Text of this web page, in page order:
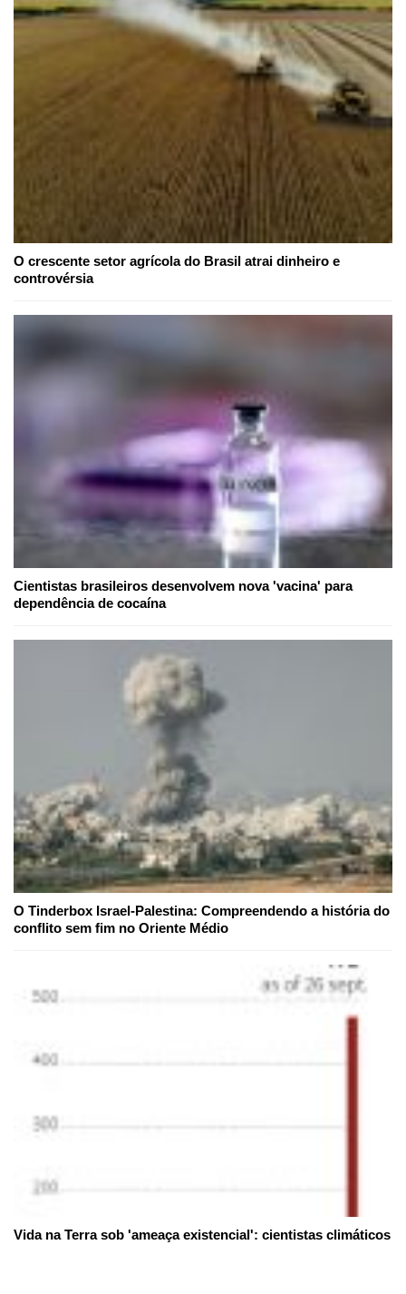
O crescente setor agrícola do Brasil atrai dinheiro e
controvérsia
Cientistas brasileiros desenvolvem nova 'vacina' para
dependência de cocaína
O Tinderbox Israel-Palestina: Compreendendo a história do
conflito sem fim no Oriente Médio
Vida na Terra sob 'ameaça existencial': cientistas climáticos